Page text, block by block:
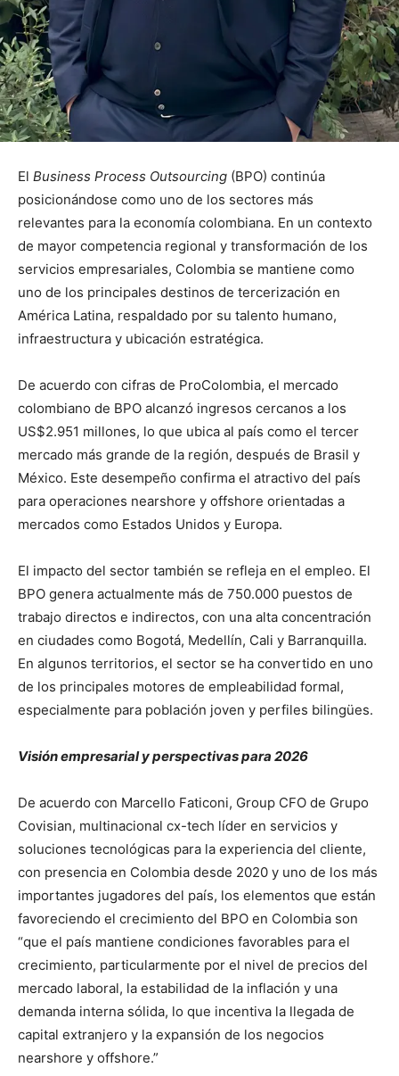
El Business Process Outsourcing (BPO) continúa
posicionándose como uno de los sectores más
relevantes para la economía colombiana. En un contexto
de mayor competencia regional y transformación de los
servicios empresariales, Colombia se mantiene como
uno de los principales destinos de tercerización en
América Latina, respaldado por su talento humano,
infraestructura y ubicación estratégica.
De acuerdo con cifras de ProColombia, el mercado
colombiano de BPO alcanzó ingresos cercanos a los
US$2.951 millones, lo que ubica al país como el tercer
mercado más grande de la región, después de Brasil y
México. Este desempeño confirma el atractivo del país
para operaciones nearshore y offshore orientadas a
mercados como Estados Unidos y Europa.
El impacto del sector también se refleja en el empleo. El
BPO genera actualmente más de 750.000 puestos de
trabajo directos e indirectos, con una alta concentración
en ciudades como Bogotá, Medellín, Cali y Barranquilla.
En algunos territorios, el sector se ha convertido en uno
de los principales motores de empleabilidad formal,
especialmente para población joven y perfiles bilingües.
Visión empresarial y perspectivas para 2026
De acuerdo con Marcello Faticoni, Group CFO de Grupo
Covisian, multinacional cx-tech líder en servicios y
soluciones tecnológicas para la experiencia del cliente,
con presencia en Colombia desde 2020 y uno de los más
importantes jugadores del país, los elementos que están
favoreciendo el crecimiento del BPO en Colombia son
“que el país mantiene condiciones favorables para el
crecimiento, particularmente por el nivel de precios del
mercado laboral, la estabilidad de la inflación y una
demanda interna sólida, lo que incentiva la llegada de
capital extranjero y la expansión de los negocios
nearshore y offshore.”